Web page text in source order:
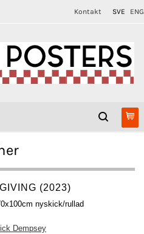
Kontakt SVE ENG
(2023)
nyskick/rullad
Dempsey